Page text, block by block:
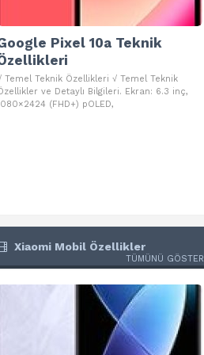
Pixel 10a Teknik
Temel Teknik Özellikleri √ Temel Teknik
ve Detaylı Bilgileri. Ekran: 6.3 inç,
(FHD+) pOLED,
Xiaomi Mobil Özellikler
TÜMÜNÜ GÖSTER